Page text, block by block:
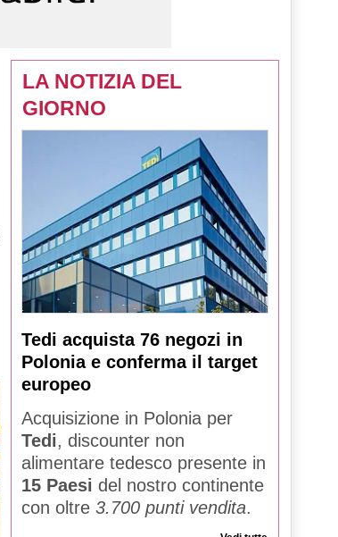
LA NOTIZIA DEL
GIORNO
Tedi acquista 76 negozi in
Polonia e conferma il target
europeo
Acquisizione in Polonia per
Tedi, discounter non
alimentare tedesco presente in
15 Paesi del nostro continente
con oltre 3.700 punti vendita.